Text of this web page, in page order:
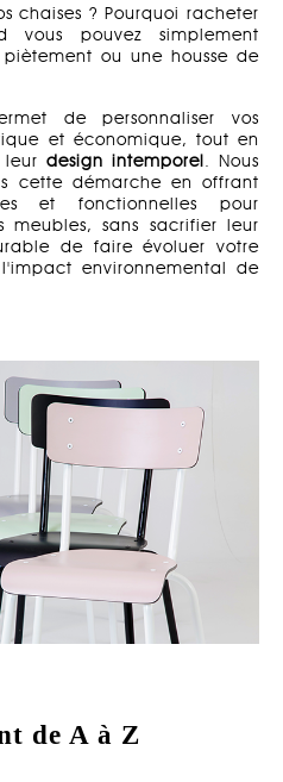
chaises ? Pourquoi racheter
pouvez simplement
ou une housse de
de personnaliser vos
et économique, tout en
leurdesign intemporel. Nous
cette démarche en offrant
et fonctionnelles pour
meubles, sans sacrifier leur
de faire évoluer votre
environnemental de
de A à Z